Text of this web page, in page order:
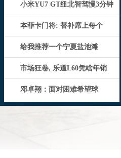
小米YU7 GT纽北智驾慢3分钟
本菲卡门将: 替补席上每个
给我推荐一个宁夏盐池滩
市场狂卷, 乐道L60凭啥年销
邓卓翔：面对困难希望球